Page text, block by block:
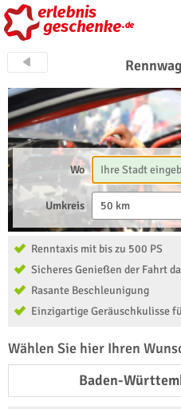
Wo
Umkreis 50 km
Renntaxis mit bis zu 500 PS
Sicheres Genießen der Fahrt
Rasante Beschleunigung
Einzigartige Geräuschkulisse
Wählen Sie hier Ihren
Baden-